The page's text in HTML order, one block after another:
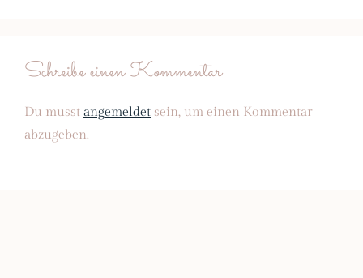
Schreibe einen Kommentar
Du musst angemeldet sein, um einen Kommentar
abzugeben.